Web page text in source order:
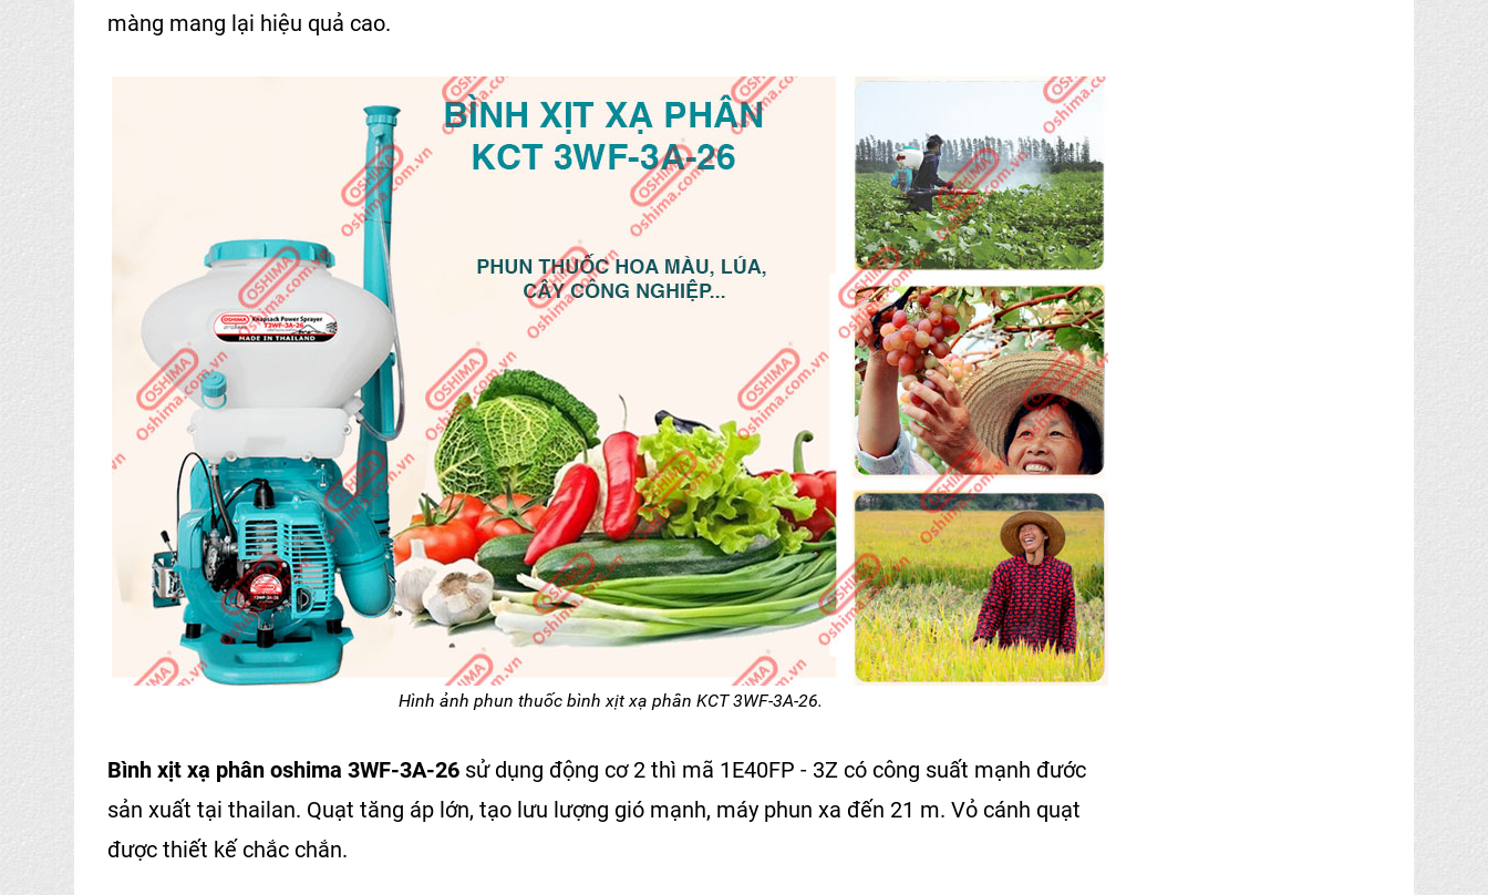
màng mang lại hiệu quả cao.
Hình ảnh phun thuốc bình xịt xạ phân KCT 3WF-3A-26.
Bình xịt xạ phân oshima 3WF-3A-26 sử dụng động cơ 2 thì mã 1E40FP - 3Z có công suất mạnh đước
sản xuất tại thailan. Quạt tăng áp lớn, tạo lưu lượng gió mạnh, máy phun xa đến 21 m. Vỏ cánh quạt
được thiết kế chắc chắn.